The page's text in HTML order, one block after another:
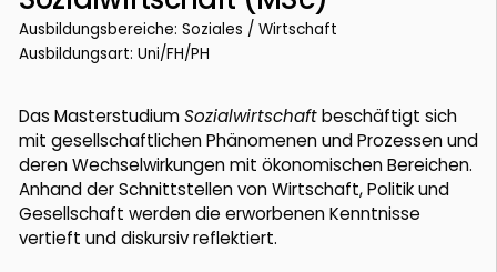
Ausbildungsbereiche: Soziales / Wirtschaft
Ausbildungsart: Uni/FH/PH
Das MasterstudiumSozialwirtschaftbeschäftigt sich
mit gesellschaftlichen Phänomenen und Prozessen und
deren Wechselwirkungen mit ökonomischen Bereichen.
Anhand der Schnittstellen von Wirtschaft, Politik und
Gesellschaft werden die erworbenen Kenntnisse
vertieft und diskursiv reflektiert.